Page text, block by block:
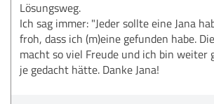
Lösungsweg.
Ich sag immer: "Jeder sollte eine Jana
froh, dass ich (m)eine gefunden habe.
macht so viel Freude und ich bin weiter
je gedacht hätte. Danke Jana!